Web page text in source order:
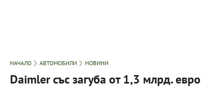
НАЧАЛО АВТОМОБИЛИ НОВИНИ
Daimler със загуба от 1,3 млрд. евро